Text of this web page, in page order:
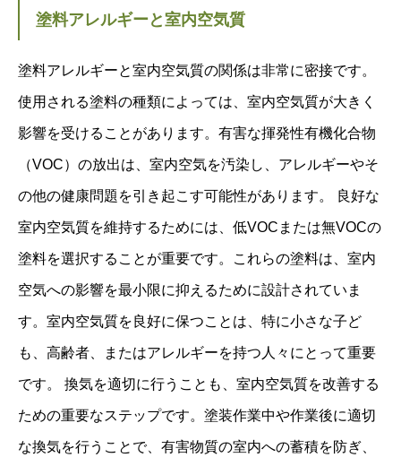
塗料アレルギーと室内空気質
塗料アレルギーと室内空気質の関係は非常に密接です。
使用される塗料の種類によっては、室内空気質が大きく
影響を受けることがあります。有害な揮発性有機化合物
（VOC）の放出は、室内空気を汚染し、アレルギーやそ
の他の健康問題を引き起こす可能性があります。 良好な
室内空気質を維持するためには、低VOCまたは無VOCの
塗料を選択することが重要です。これらの塗料は、室内
空気への影響を最小限に抑えるために設計されていま
す。室内空気質を良好に保つことは、特に小さな子ど
も、高齢者、またはアレルギーを持つ人々にとって重要
です。 換気を適切に行うことも、室内空気質を改善する
ための重要なステップです。塗装作業中や作業後に適切
な換気を行うことで、有害物質の室内への蓄積を防ぎ、